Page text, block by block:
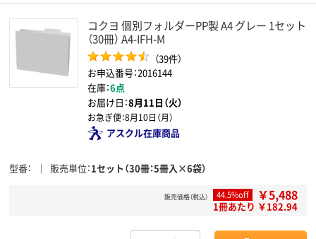
コクヨ 個別フォルダーPP製 A4 グレー 1セット
（30冊） A4-IFH-M
（39件）
お申込番号：2016144
在庫：6点
お届け日：8月11日（火）
お急ぎ便：8月10日（月）
アスクル在庫商品
型番 販売単位 1セット（30冊：5冊入×6袋）
販売価格（税込） 44.5%off ￥5,488
1冊あたり ￥182.94